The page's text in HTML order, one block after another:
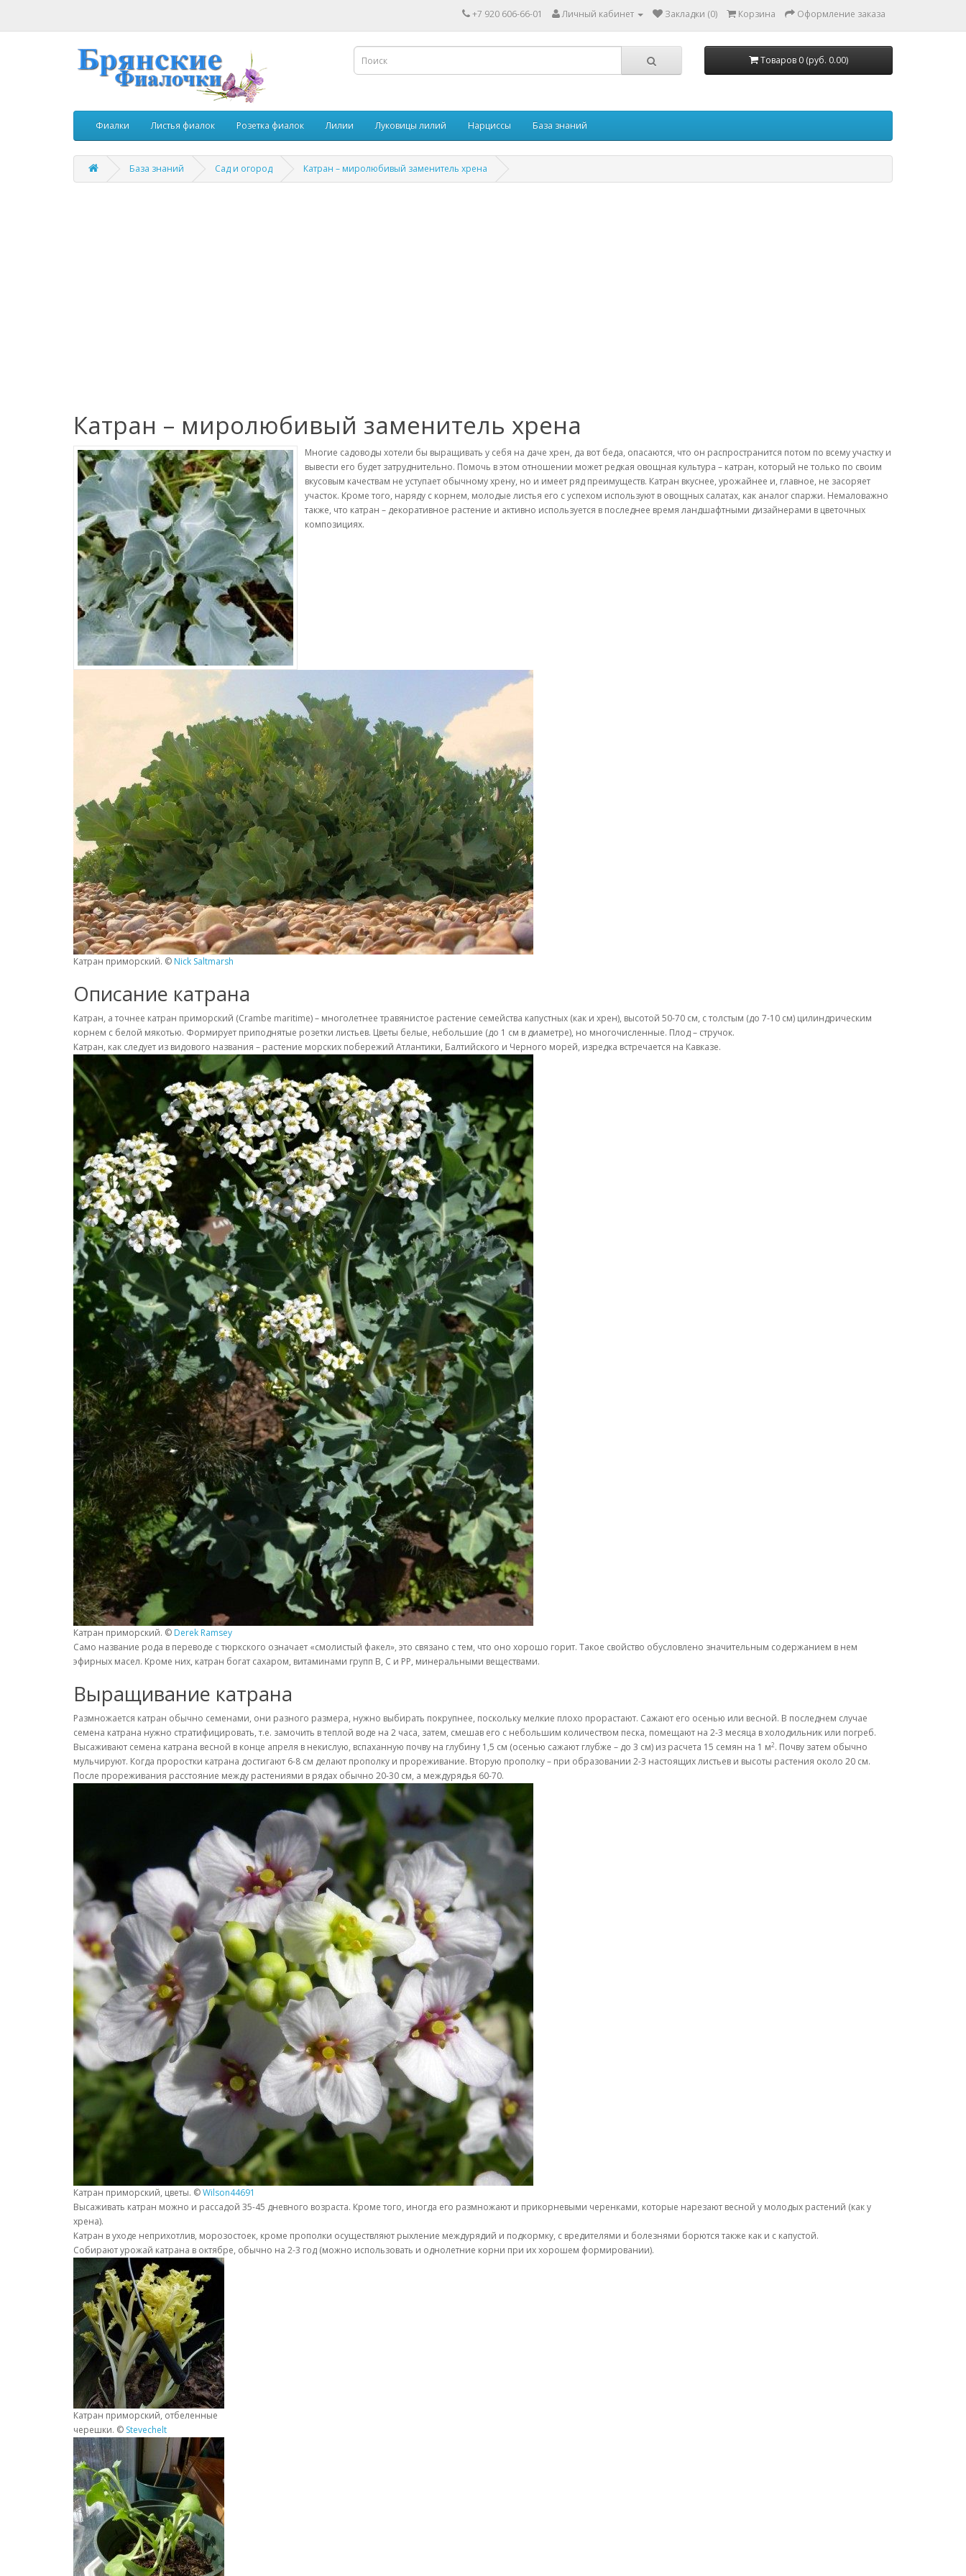
+7 920 606-66-01 Личный кабинет Закладки (0) Корзина Оформление заказа
Товаров 0 (руб. 0.00)
Фиалки Листья фиалок Розетка фиалок Лилии Луковицы лилий Нарциссы База знаний
База знаний Сад и огород Катран – миролюбивый заменитель хрена
Катран – миролюбивый заменитель хрена
Многие садоводы хотели бы выращивать у себя на даче хрен, да вот беда, опасаются, что он распространится потом по всему участку и
вывести его будет затруднительно. Помочь в этом отношении может редкая овощная культура – катран, который не только по своим
вкусовым качествам не уступает обычному хрену, но и имеет ряд преимуществ. Катран вкуснее, урожайнее и, главное, не засоряет
участок. Кроме того, наряду с корнем, молодые листья его с успехом используют в овощных салатах, как аналог спаржи. Немаловажно
также, что катран – декоративное растение и активно используется в последнее время ландшафтными дизайнерами в цветочных
композициях.
Катран приморский. © Nick Saltmarsh
Описание катрана
Катран, а точнее катран приморский (Crambe maritime) – многолетнее травянистое растение семейства капустных (как и хрен), высотой 50-70 см, с толстым (до 7-10 см) цилиндрическим
корнем с белой мякотью. Формирует приподнятые розетки листьев. Цветы белые, небольшие (до 1 см в диаметре), но многочисленные. Плод – стручок.
Катран, как следует из видового названия – растение морских побережий Атлантики, Балтийского и Черного морей, изредка встречается на Кавказе.
Катран приморский. © Derek Ramsey
Само название рода в переводе с тюркского означает «смолистый факел», это связано с тем, что оно хорошо горит. Такое свойство обусловлено значительным содержанием в нем
эфирных масел. Кроме них, катран богат сахаром, витаминами групп В, С и РР, минеральными веществами.
Выращивание катрана
Размножается катран обычно семенами, они разного размера, нужно выбирать покрупнее, поскольку мелкие плохо прорастают. Сажают его осенью или весной. В последнем случае
семена катрана нужно стратифицировать, т.е. замочить в теплой воде на 2 часа, затем, смешав его с небольшим количеством песка, помещают на 2-3 месяца в холодильник или погреб.
Высаживают семена катрана весной в конце апреля в некислую, вспаханную почву на глубину 1,5 см (осенью сажают глубже – до 3 см) из расчета 15 семян на 1 м2. Почву затем обычно
мульчируют. Когда проростки катрана достигают 6-8 см делают прополку и прореживание. Вторую прополку – при образовании 2-3 настоящих листьев и высоты растения около 20 см.
После прореживания расстояние между растениями в рядах обычно 20-30 см, а междурядья 60-70.
Катран приморский, цветы. ©Wilson44691
Высаживать катран можно и рассадой 35-45 дневного возраста. Кроме того, иногда его размножают и прикорневыми черенками, которые нарезают весной у молодых растений (как у
хрена).
Катран в уходе неприхотлив, морозостоек, кроме прополки осуществляют рыхление междурядий и подкормку, с вредителями и болезнями борются также как и с капустой.
Собирают урожай катрана в октябре, обычно на 2-3 год (можно использовать и однолетние корни при их хорошем формировании).
Катран приморский, отбеленные
черешки. © Stevechelt